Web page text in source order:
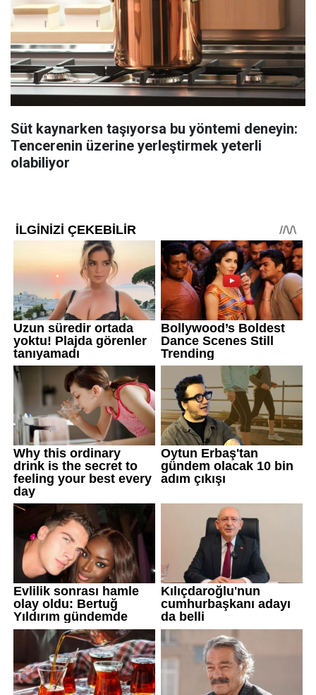
Süt kaynarken taşıyorsa bu yöntemi deneyin:
Tencerenin üzerine yerleştirmek yeterli
olabiliyor